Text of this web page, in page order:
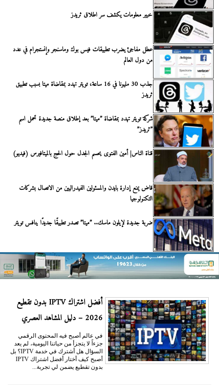
خبير معلومات يكشف سر اطلاق ثريدز
عطل مفاجئ يضرب تطبيقات فيس بوك وماسنجر وإنستجرام في عدد
من دول العالم
جذب 30 مليونا في 16 ساعة، تويتر تهدد بمقاضاة ميتا بسبب تطبيق
ثريدز
شركة تويتر تهدد بمقاضاة ”ميتا” بعد إطلاق منصة جديدة تحمل اسم
”ثريدز”
قناة الناس| أمين الفتوى يحسم الجدل حول الحج بالميتافيرس (فيديو)
قاض يمنع إدارة بايدن والمسئولين الفيدراليين من الاتصال بشركات
التكنولوجيا
ضربة جديدة لإيلون ماسك.. ”ميتا” تصدر تطبيقًا جديدًا ينافس تويتر
أفضل اشتراك IPTV بدون تقطيع
2026 – دليل المشاهد العصري
في عالم أصبح فيه المحتوى الرقمي
جزءاً لا يتجزأ من حياتنا اليومية، لم يعد
السؤال هل أشترك في خدمة IPTV؟ بل
أصبح كيف أختار أفضل اشتراك IPTV
بدون تقطيع يضمن لي تجربة...